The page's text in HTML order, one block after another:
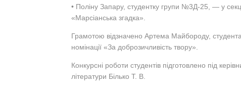
• Поліну Запару, студентку групи №3Д-25, — у
«Марсіанська згадка».
Грамотою відзначено Артема Майбороду,
номінації «За доброзичливість твору».
Конкурсні роботи студентів підготовлено під
літератури Білько Т. В.